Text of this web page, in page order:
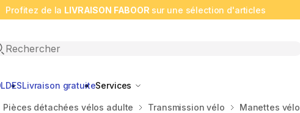
Profitez de la LIVRAISON FABOOR sur une sélection d'articles
search
Livraison gratuiteServices
Pièces détachées vélos adulte Transmission vélo Manettes vélo